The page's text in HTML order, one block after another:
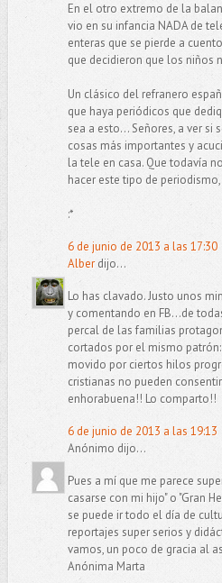
En el otro extremo de la
vio en su infancia NADA de
enteras que se pierde a
que decidieron que los niños
Un clásico del refranero
que haya periódicos que
sea a esto... Señores, a ver si
cosas más importantes y
la tele en casa. Que todavía
hacer este tipo de
:*
6 de junio de 2013 a las 17:30
Alberdijo...
Lo has clavado. Justo unos
y comentando en FB...de
percal de las familias
cortados por el mismo
movido por ciertos hilos
cristianas no pueden
enhorabuena!! Lo comparto!!
6 de junio de 2013 a las 19:13
Anónimo dijo...
Pues a mí que me parece
casarse con mi hijo" o "Gran
se puede ir todo el día de
reportajes super serios y
vamos, un poco de gracia al
Anónima Marta